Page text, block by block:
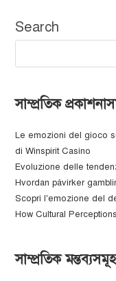
Search
সাম্প্রতিক
Le emozioni del gioco
di Winspirit Casino
Evoluzione delle
Hvordan påvirker
Scopri l'emozione del
How Cultural
সাম্প্রতিক মন্তব্যসমূহ